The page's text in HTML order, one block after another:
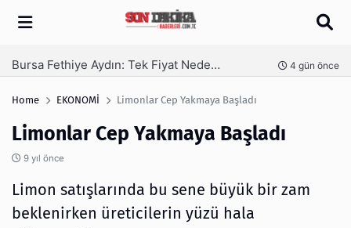
Arama
SEO Hizmeti Alırken Kandırılmamak İçin Bilinmesi Gerekenler 5 gün önce
Home EKONOMİ Limonlar Cep Yakmaya Başladı
Limonlar Cep Yakmaya Başladı
9 yıl önce
Limon satışlarında bu sene büyük bir zam
beklenirken üreticilerin yüzü hala